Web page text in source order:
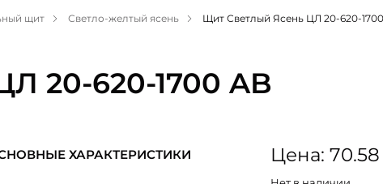
щит Светло-желтый ясень Щит Светлый Ясень ЦЛ 20-620-
20-620-1700 AB
ХАРАКТЕРИСТИКИ Цена: